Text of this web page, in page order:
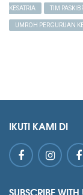
KESATRIA TIM
UMROH PERGURUAN
IKUTI KAMI DI
SUBSCRIBE WITH